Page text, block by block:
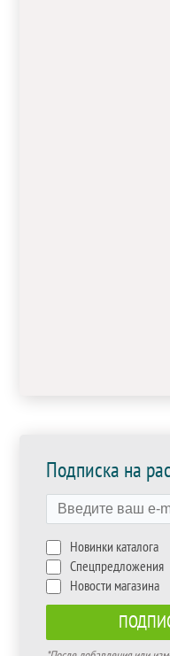
Подписка на
Новинки каталога
Спецпредложения
Новости магазина